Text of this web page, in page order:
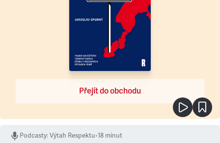
Přejít do obchodu
Podcasty:Výtah Respektu•18 minut